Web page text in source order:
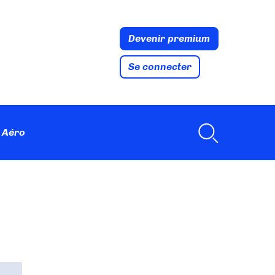
Devenir premium
Se connecter